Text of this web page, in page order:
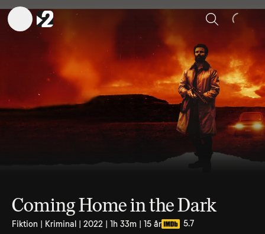
Sök
Coming Home in the Dark
Fiktion | Kriminal | 2022 | 1h 33m | 15 år 5.7